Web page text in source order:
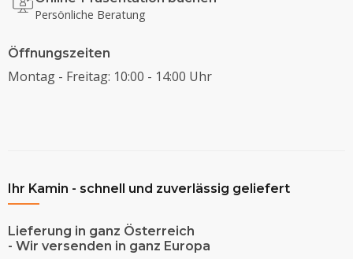
Persönliche Beratung
Öffnungszeiten
Montag - Freitag: 10:00 - 14:00 Uhr
Ihr Kamin - schnell und zuverlässig geliefert
Lieferung in ganz Österreich
- Wir versenden in ganz Europa